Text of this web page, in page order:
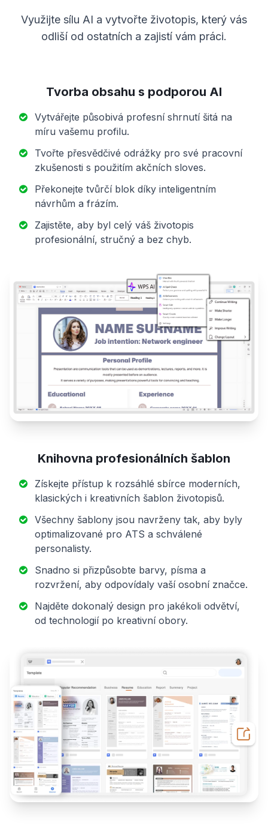
Využijte sílu AI a vytvořte životopis, který vás
odliší od ostatních a zajistí vám práci.
Tvorba obsahu s podporou AI
Vytvářejte působivá profesní shrnutí šitá na
míru vašemu profilu.
Tvořte přesvědčivé odrážky pro své pracovní
zkušenosti s použitím akčních sloves.
Překonejte tvůrčí blok díky inteligentním
návrhům a frázím.
Zajistěte, aby byl celý váš životopis
profesionální, stručný a bez chyb.
Knihovna profesionálních šablon
Získejte přístup k rozsáhlé sbírce moderních,
klasických i kreativních šablon životopisů.
Všechny šablony jsou navrženy tak, aby byly
optimalizované pro ATS a schválené
personalisty.
Snadno si přizpůsobte barvy, písma a
rozvržení, aby odpovídaly vaší osobní značce.
Najděte dokonalý design pro jakékoli odvětví,
od technologií po kreativní obory.